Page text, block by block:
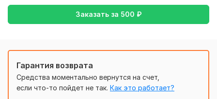
также уточнение моей работы - перевод с английского на
русский, либо же с русского на английский
с Английского на Русский
с Русского на Английский
Заказать за 500 ₽
Гарантия возврата
Средства моментально вернутся на счет,
если что-то пойдет не так. Как это работает?